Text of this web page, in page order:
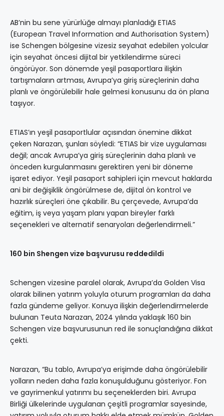
AB’nin bu sene yürürlüğe almayı planladığı ETIAS
(European Travel Information and Authorisation System)
ise Schengen bölgesine vizesiz seyahat edebilen yolcular
için seyahat öncesi dijital bir yetkilendirme süreci
öngörüyor. Son dönemde yeşil pasaportlara ilişkin
tartışmaların artması, Avrupa’ya giriş süreçlerinin daha
planlı ve öngörülebilir hale gelmesi konusunu da ön plana
taşıyor.
ETIAS’ın yeşil pasaportlular açısından önemine dikkat
çeken Narazan, şunları söyledi: “ETIAS bir vize uygulaması
değil; ancak Avrupa’ya giriş süreçlerinin daha planlı ve
önceden kurgulanmasını gerektiren yeni bir döneme
işaret ediyor. Yeşil pasaport sahipleri için mevcut haklarda
ani bir değişiklik öngörülmese de, dijital ön kontrol ve
hazırlık süreçleri öne çıkabilir. Bu çerçevede, Avrupa’da
eğitim, iş veya yaşam planı yapan bireyler farklı
seçenekleri ve alternatif senaryoları değerlendirmeli.”
160 bin Shengen vize başvurusu reddedildi
Schengen vizesine paralel olarak, Avrupa’da Golden Visa
olarak bilinen yatırım yoluyla oturum programları da daha
fazla gündeme geliyor. Konuya ilişkin değerlendirmelerde
bulunan Teuta Narazan, 2024 yılında yaklaşık 160 bin
Schengen vize başvurusunun red ile sonuçlandığına dikkat
çekti.
Narazan, “Bu tablo, Avrupa’ya erişimde daha öngörülebilir
yolların neden daha fazla konuşulduğunu gösteriyor. Fon
ve gayrimenkul yatırımı bu seçeneklerden biri. Avrupa
Birliği ülkelerinde uygulanan çeşitli programlar sayesinde,